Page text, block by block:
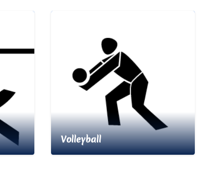
Volleyball